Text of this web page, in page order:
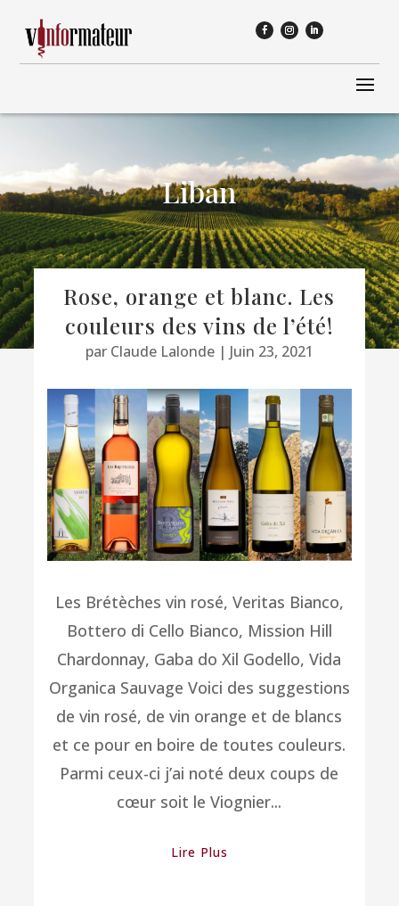
Liban
Rose, orange et blanc. Les
couleurs des vins de l’été!
par Claude Lalonde| Juin 23, 2021
Les Brétèches vin rosé, Veritas Bianco,
Bottero di Cello Bianco, Mission Hill
Chardonnay, Gaba do Xil Godello, Vida
Organica Sauvage Voici des suggestions
de vin rosé, de vin orange et de blancs
et ce pour en boire de toutes couleurs.
Parmi ceux-ci j’ai noté deux coups de
cœur soit le Viognier...
Lire Plus